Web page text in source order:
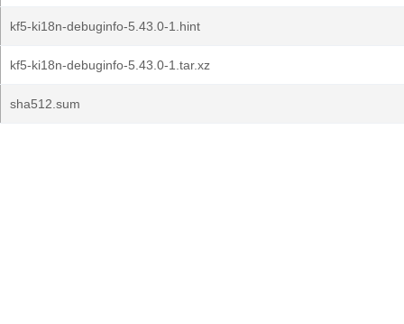
kf5-ki18n-debuginfo-5.43.0-1.hint
kf5-ki18n-debuginfo-5.43.0-1.tar.xz
sha512.sum